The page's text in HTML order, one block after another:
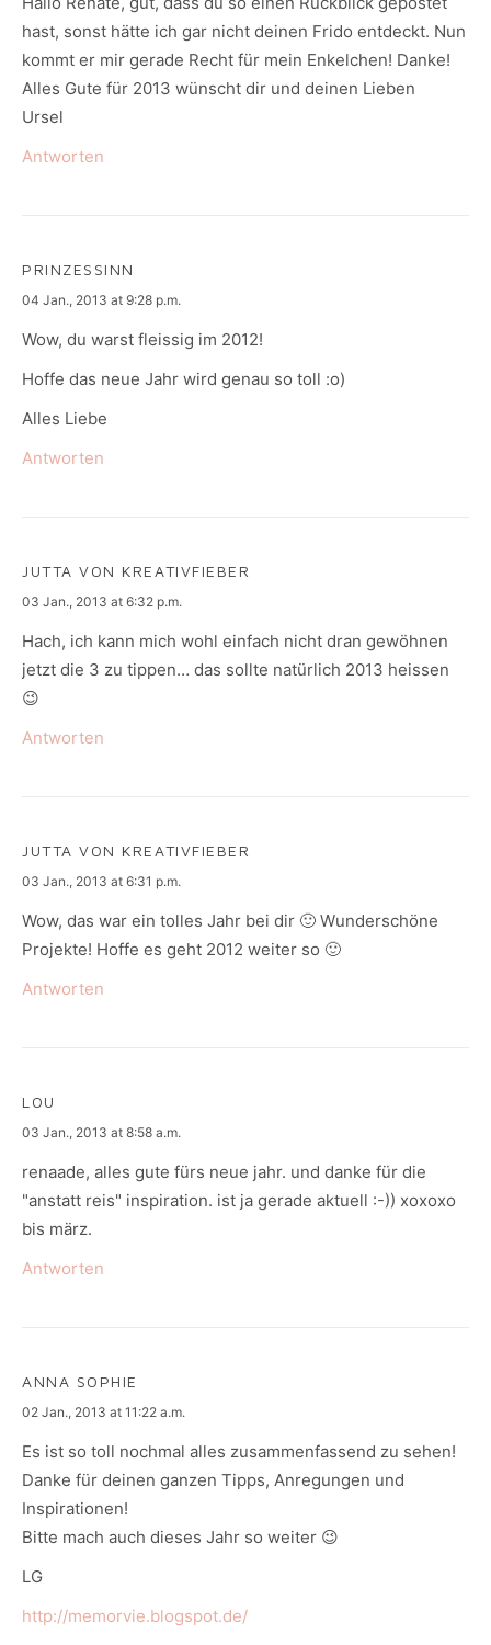
hast, sonst hätte ich gar nicht deinen Frido entdeckt. Nun
kommt er mir gerade Recht für mein Enkelchen! Danke!
Alles Gute für 2013 wünscht dir und deinen Lieben
Ursel
Antworten
PRINZESSINN
says:
04 Jan., 2013 at 9:28 p.m.
Wow, du warst fleissig im 2012!
Hoffe das neue Jahr wird genau so toll :o)
Alles Liebe
Antworten
JUTTA VON KREATIVFIEBER
says:
03 Jan., 2013 at 6:32 p.m.
Hach, ich kann mich wohl einfach nicht dran gewöhnen
jetzt die 3 zu tippen… das sollte natürlich 2013 heissen
😉
Antworten
JUTTA VON KREATIVFIEBER
says:
03 Jan., 2013 at 6:31 p.m.
Wow, das war ein tolles Jahr bei dir 🙂 Wunderschöne
Projekte! Hoffe es geht 2012 weiter so 🙂
Antworten
LOU
says:
03 Jan., 2013 at 8:58 a.m.
renaade, alles gute fürs neue jahr. und danke für die
"anstatt reis" inspiration. ist ja gerade aktuell :-)) xoxoxo
bis märz.
Antworten
ANNA SOPHIE
says:
02 Jan., 2013 at 11:22 a.m.
Es ist so toll nochmal alles zusammenfassend zu sehen!
Danke für deinen ganzen Tipps, Anregungen und
Inspirationen!
Bitte mach auch dieses Jahr so weiter 😉
LG
http://memorvie.blogspot.de/